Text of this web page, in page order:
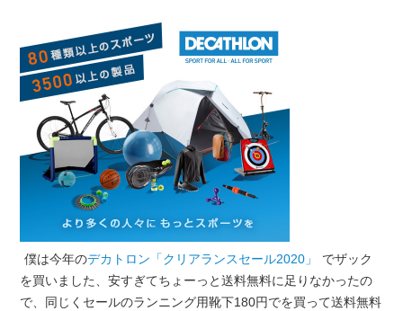
僕は今年のデカトロン「クリアランスセール2020」
でザック
を買いました、安すぎてちょーっと送料無料に足りなかったの
で、同じくセールのランニング用靴下180円でを買って送料無料